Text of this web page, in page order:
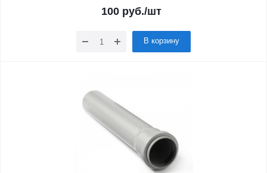
100 руб./шт
В корзину